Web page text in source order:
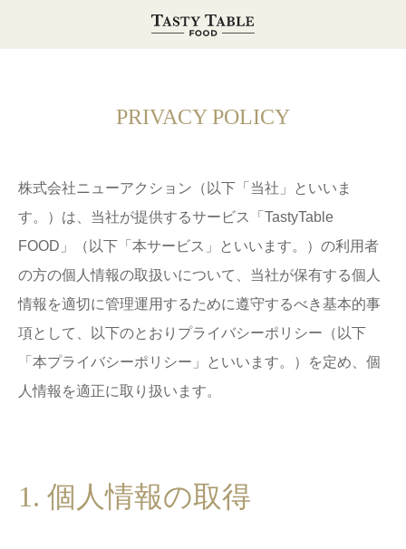
PRIVACY POLICY
株式会社ニューアクション（以下「当社」といいま
す。）は、当社が提供するサービス「TastyTable
FOOD」（以下「本サービス」といいます。）の利用者
の方の個人情報の取扱いについて、当社が保有する個人
情報を適切に管理運用するために遵守するべき基本的事
項として、以下のとおりプライバシーポリシー（以下
「本プライバシーポリシー」といいます。）を定め、個
人情報を適正に取り扱います。
1. 個人情報の取得